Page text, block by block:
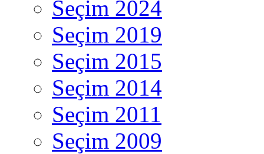
Seçim 2024
Seçim 2019
Seçim 2015
Seçim 2014
Seçim 2011
Seçim 2009